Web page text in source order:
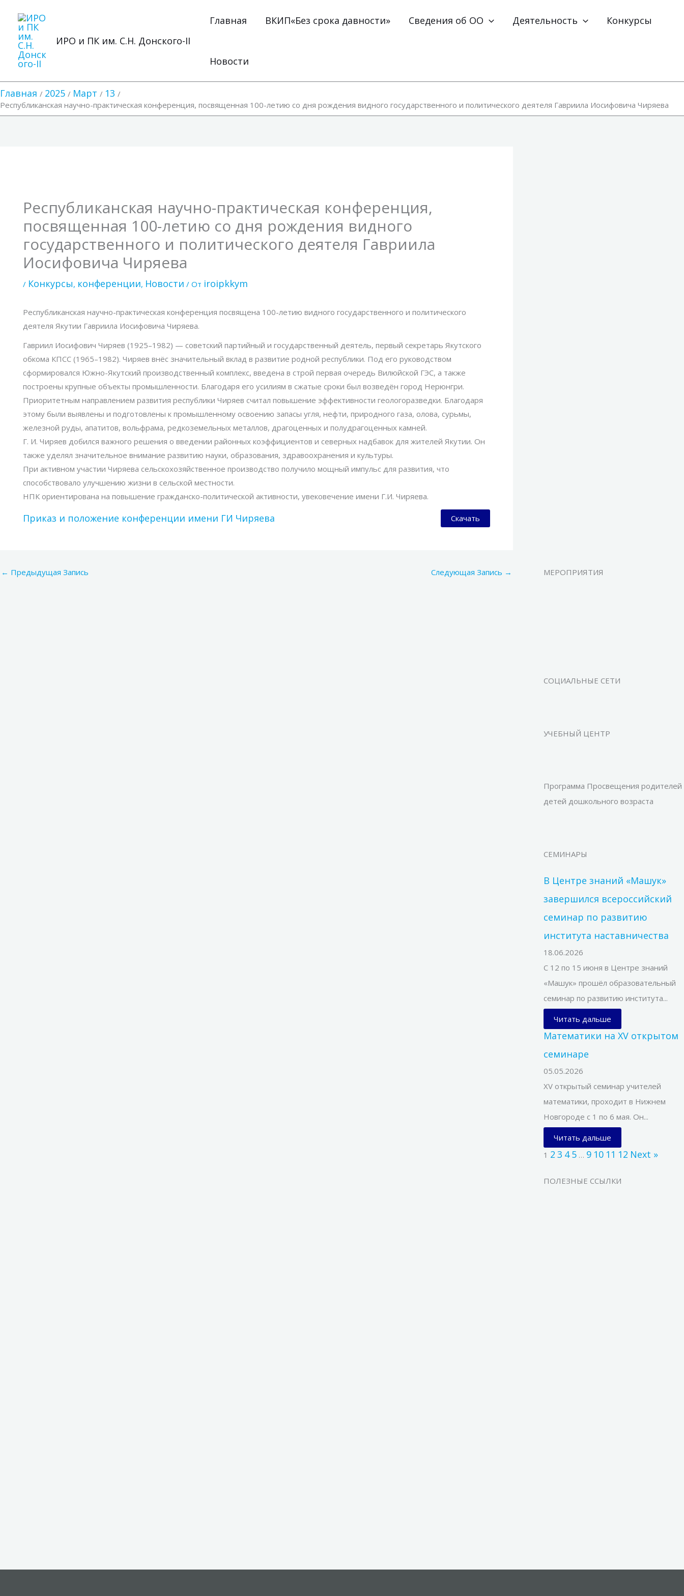
содержимому
ИРО и ПК им. С.Н. Донского-II
Главная ВКИП«Без срока давности» Сведения об ОО Деятельность Конкурсы
Новости
Главная 2025 Март 13
Республиканская научно-практическая конференция, посвященная 100-летию со дня рождения видного государственного и политического деятеля Гавриила Иосифовича Чиряева
Республиканская научно-практическая конференция,
посвященная 100-летию со дня рождения видного
государственного и политического деятеля Гавриила
Иосифовича Чиряева
/ Конкурсы, конференции, Новости / От iroipkkym
Республиканская научно-практическая конференция посвящена 100-летию видного государственного и политического
деятеля Якутии Гавриила Иосифовича Чиряева.
Гавриил Иосифович Чиряев (1925–1982) — советский партийный и государственный деятель, первый секретарь Якутского
обкома КПСС (1965–1982). Чиряев внёс значительный вклад в развитие родной республики. Под его руководством
сформировался Южно-Якутский производственный комплекс, введена в строй первая очередь Вилюйской ГЭС, а также
построены крупные объекты промышленности. Благодаря его усилиям в сжатые сроки был возведён город Нерюнгри.
Приоритетным направлением развития республики Чиряев считал повышение эффективности геологоразведки. Благодаря
этому были выявлены и подготовлены к промышленному освоению запасы угля, нефти, природного газа, олова, сурьмы,
железной руды, апатитов, вольфрама, редкоземельных металлов, драгоценных и полудрагоценных камней.
Г. И. Чиряев добился важного решения о введении районных коэффициентов и северных надбавок для жителей Якутии. Он
также уделял значительное внимание развитию науки, образования, здравоохранения и культуры.
При активном участии Чиряева сельскохозяйственное производство получило мощный импульс для развития, что
способствовало улучшению жизни в сельской местности.
НПК ориентирована на повышение гражданско-политической активности, увековечение имени Г.И. Чиряева.
Приказ и положение конференции имени ГИ Чиряева Скачать
← Предыдущая Запись Следующая Запись → МЕРОПРИЯТИЯ
СОЦИАЛЬНЫЕ СЕТИ
УЧЕБНЫЙ ЦЕНТР
Программа Просвещения родителей
детей дошкольного возраста
СЕМИНАРЫ
В Центре знаний «Машук»
завершился всероссийский
семинар по развитию
института наставничества
18.06.2026
С 12 по 15 июня в Центре знаний
«Машук» прошёл образовательный
семинар по развитию института...
Читать дальше
Математики на XV открытом
семинаре
05.05.2026
XV открытый семинар учителей
математики, проходит в Нижнем
Новгороде с 1 по 6 мая. Он...
Читать дальше
1 2 3 4 5 … 9 10 11 12 Next »
ПОЛЕЗНЫЕ ССЫЛКИ